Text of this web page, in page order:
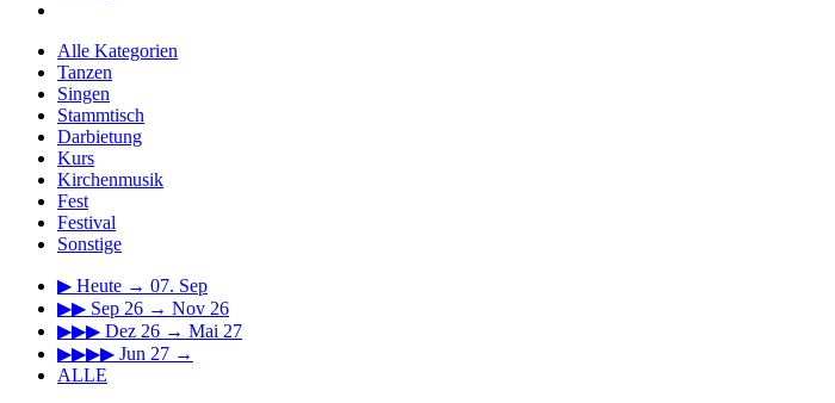
Alle Kategorien
Tanzen
Singen
Stammtisch
Darbietung
Kurs
Kirchenmusik
Fest
Festival
Sonstige
▶ Heute → 07. Sep
▶▶ Sep 26 → Nov 26
▶▶▶ Dez 26 → Mai 27
▶▶▶▶ Jun 27 →
ALLE